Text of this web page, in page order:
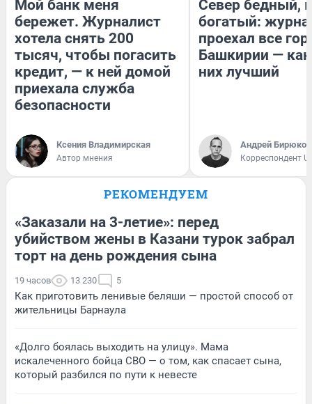
Мой банк меня
бережет. Журналист
хотела снять 200
тысяч, чтобы погасить
кредит, — к ней домой
приехала служба
безопасности
Ксения Владимирская
Автор мнения
Север бедный,
богатый:
проехал все
Башкирии —
них лучший
Андрей Бирюков
Корреспондент
РЕКОМЕНДУЕМ
«Заказали на 3-летие»: перед
убийством жены в Казани турок забрал
торт на день рождения сына
19 часов 13 230 5
Как приготовить ленивые беляши — простой способ от
жительницы Барнаула
«Долго боялась выходить на улицу». Мама
искалеченного бойца СВО — о том, как спасает сына,
который разбился по пути к невесте